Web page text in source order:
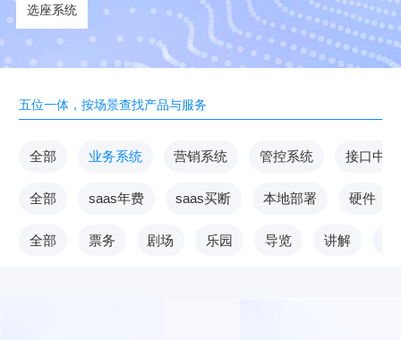
选座系统
五位一体，按场景查找产品与服务
全部 业务系统 营销系统 管控系统 接口中台
全部 saas年费 saas买断 本地部署 硬件
全部 票务 剧场 乐园 导览 讲解